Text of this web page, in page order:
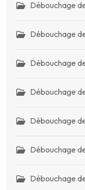
Débouchage
Débouchage
Débouchage
Débouchage
Débouchage
Débouchage
Débouchage